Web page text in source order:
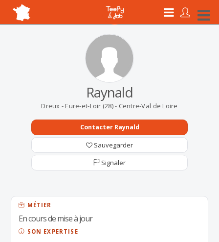
Raynald
Dreux - Eure-et-Loir (28) - Centre-Val de Loire
Contacter Raynald
Sauvegarder
Signaler
MÉTIER
En cours de mise à jour
SON EXPERTISE